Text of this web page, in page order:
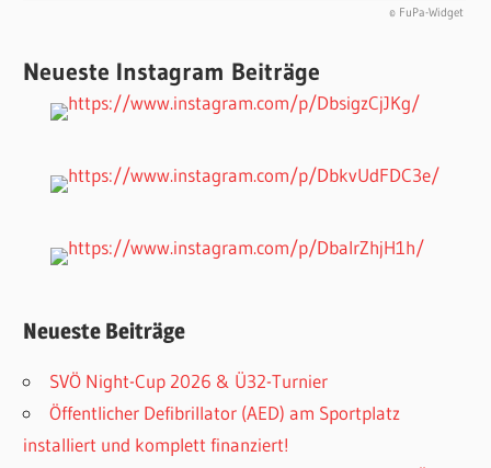
© FuPa-Widget
Neueste Instagram Beiträge
Neueste Beiträge
SVÖ Night-Cup 2026 & Ü32-Turnier
Öffentlicher Defibrillator (AED) am Sportplatz
installiert und komplett finanziert!